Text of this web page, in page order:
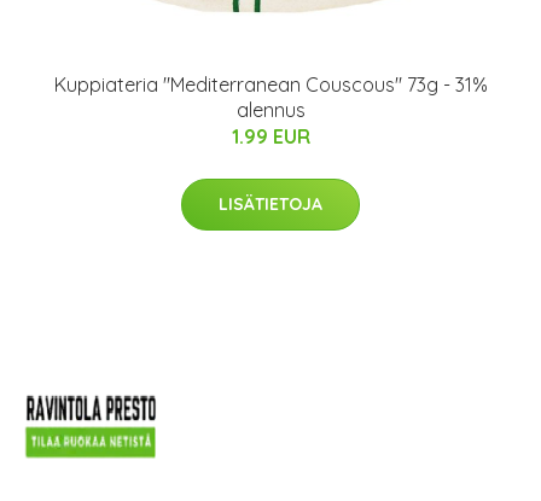
Kuppiateria "Mediterranean Couscous" 73g - 31%
alennus
1.99 EUR
LISÄTIETOJA